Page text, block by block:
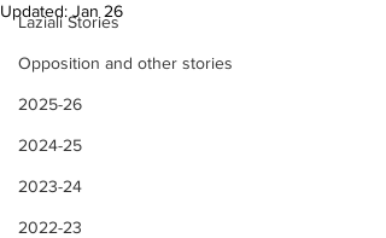
Laziali Stories
Opposition and other stories
2025-26
2024-25
2023-24
2022-23
Updated: Jan 26